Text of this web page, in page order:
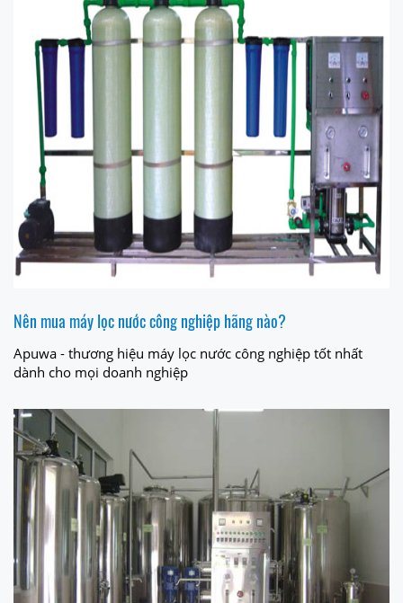
Nên mua máy lọc nước công nghiệp hãng nào?
Apuwa - thương hiệu máy lọc nước công nghiệp tốt nhất
dành cho mọi doanh nghiệp